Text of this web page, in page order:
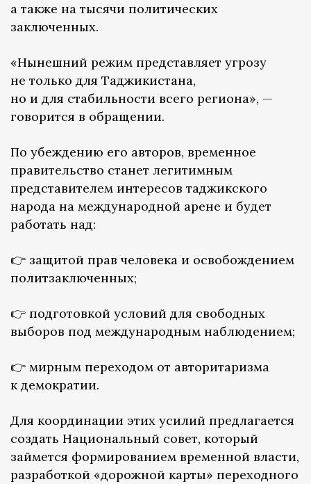
а также на тысячи политических
заключенных.
«Нынешний режим представляет угрозу
не только для Таджикистана,
но и для стабильности всего региона», —
говорится в обращении.
По убеждению его авторов, временное
правительство станет легитимным
представителем интересов таджикского
народа на международной арене и будет
работать над:
👉 защитой прав человека и освобождением
политзаключенных;
👉 подготовкой условий для свободных
выборов под международным наблюдением;
👉 мирным переходом от авторитаризма
к демократии.
Для координации этих усилий предлагается
создать Национальный совет, который
займется формированием временной власти,
разработкой «дорожной карты» переходного